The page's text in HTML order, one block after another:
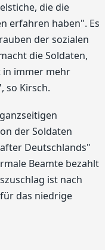
die die
erfahren haben". Es
der sozialen
die Soldaten,
in immer mehr
so Kirsch.
der Soldaten
Deutschlands"
Beamte bezahlt
ist nach
das niedrige